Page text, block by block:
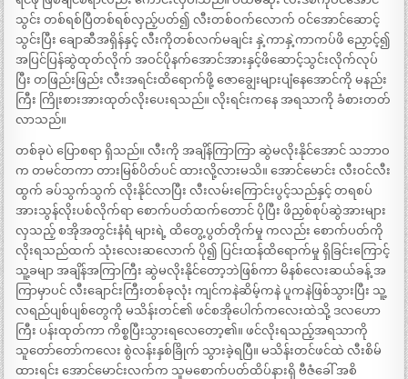
သွင်း တစ်ရစ်ပြီတစ်ရစ်လှည့်ပတ်၍ လီးတစ်ဝက်လောက် ဝင်အောင်ဆောင့်
သွင်းပြီး ချောဆီအရှိန်နှင့် လီးကိုတစ်လက်မချင်း နှဲ့ကာနှဲ့ကာကပ်ဖိ ညှောင့်၍
အပြင်ပြန်ဆွဲထုတ်လိုက် အဝင်ပိုနက်အောင်အားနှင့်ဖိဆောင့်သွင်းလိုက်လုပ်
ပြီး တဖြည်းဖြည်း လီးအရင်းထိရောက်ဖို့ ဇောချွေးများပျံနေအောင်ကို မနည်း
ကြီး ကြိုးစားအားထုတ်လိုးပေးရသည်။ လိုးရင်းကနေ အရသာကို ခံစားတတ်
လာသည်။
တစ်ခုပဲ ပြောစရာ ရှိသည်။ လီးကို အချိန်ကြာကြာ ဆွဲမလိုးနိုင်အောင် သဘာဝ
က တမင်တကာ တားမြစ်ပိတ်ပင် ထားလို့လားမသိ။ အောင်မောင်း လီးဝင်လီး
ထွက် ခပ်သွက်သွက် လိုးနိုင်လာပြီး လီးလမ်းကြောင်းပွင့်သည်နှင့် တရစပ်
အားသွန်လိုးပစ်လိုက်ရာ စောက်ပတ်ထက်တောင် ပိုပြီး ဖိညှစ်စုပ်ဆွဲအားများ
လှသည့် စအိုအတွင်းနံရံ များရဲ့ ထိတွေ့ပွတ်တိုက်မှု ကလည်း စောက်ပတ်ကို
လိုးရသည်ထက် သုံးလေးဆလောက် ပို၍ ပြင်းထန်ထိရောက်မှု ရှိခြင်းကြောင့်
သူ့ခမျာ အချိန်အကြာကြီး ဆွဲမလိုးနိုင်တော့ဘဲဖြစ်ကာ မိနစ်လေးဆယ်ခန့် အ
ကြာမှာပင် လီးချောင်းကြီးတစ်ခုလုံး ကျင်ကနဲဆိမ့်ကနဲ ပူကနဲဖြစ်သွားပြီး သူ့
လရည်ပျစ်ပျစ်တွေကို မသိန်းတင်၏ ဖင်စအိုပေါက်ကလေးထဲသို့ ဒလဟော
ကြီး ပန်းထုတ်ကာ ကိစ္စပြီးသွားရလေတော့၏။ ဖင်လိုးရသည့်အရသာကို
သူတော်တော်ကလေး စွဲလန်းနှစ်ခြိုက် သွားခဲ့ရပြီ။ မသိန်းတင်ဖင်ထဲ လီးစိမ်
ထားရင်း အောင်မောင်းလက်က သူမစောက်ပတ်ထိပ်နားရှိ ဗီဇံခေါ် အစိ